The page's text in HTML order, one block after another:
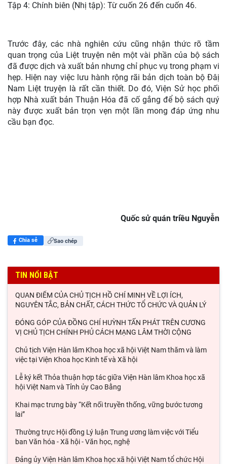
Tập 4: Chính biên (Nhị tập): Từ cuốn 26 đến cuốn 46.
Trước đây, các nhà nghiên cứu cũng nhận thức rõ tầm
quan trọng của Liệt truyện nên một vài phần của bộ sách
đã được dịch và xuất bản nhưng chỉ phục vụ trong phạm vi
hẹp. Hiện nay việc lưu hành rộng rãi bản dịch toàn bộ Đâị
Nam Liệt truyện là rất cần thiết. Do đó, Viện Sử học phối
hợp Nhà xuất bản Thuận Hóa đã cố gắng để bộ sách quý
này được xuất bản trọn vẹn một lần mong đáp ứng nhu
cầu bạn đọc.
Quốc sử quán triều Nguyễn
Chia sẻ Sao chép
TIN NỔI BẬT
QUAN ĐIỂM CỦA CHỦ TỊCH HỒ CHÍ MINH VỀ LỢI ÍCH,
NGUYÊN TẮC, BẢN CHẤT, CÁCH THỨC TỔ CHỨC VÀ QUẢN LÝ
ĐÓNG GÓP CỦA ĐỒNG CHÍ HUỲNH TẤN PHÁT TRÊN CƯƠNG
VỊ CHỦ TỊCH CHÍNH PHỦ CÁCH MẠNG LÂM THỜI CỘNG
Chủ tịch Viện Hàn lâm Khoa học xã hội Việt Nam thăm và làm
việc tại Viện Khoa học Kinh tế và Xã hội
Lễ ký kết Thỏa thuận hợp tác giữa Viện Hàn lâm Khoa học xã
hội Việt Nam và Tỉnh ủy Cao Bằng
Khai mạc trưng bày “Kết nối truyền thống, vững bước tương
lai”
Thường trực Hội đồng Lý luận Trung ương làm việc với Tiểu
ban Văn hóa - Xã hội - Văn học, nghệ
Đảng ủy Viện Hàn lâm Khoa học xã hội Việt Nam tổ chức Hội